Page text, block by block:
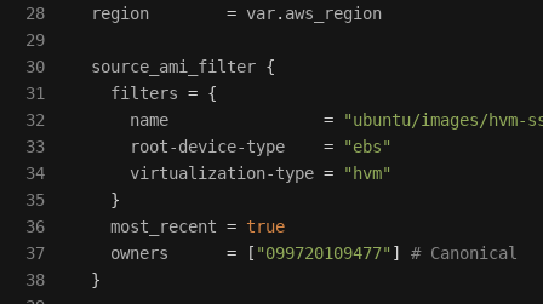
28
29
30
31
32
33
34
35
36
37
38
region
= var. aws_region
source_ami_filter {
filters = {
name
=
"ubuntu/images/hvm-
root-device-type
=
"ebs"
virtualization-type =
"hvm"
}
most_recent = true
owners
= [ "099720109477" ]
# Canonical
}